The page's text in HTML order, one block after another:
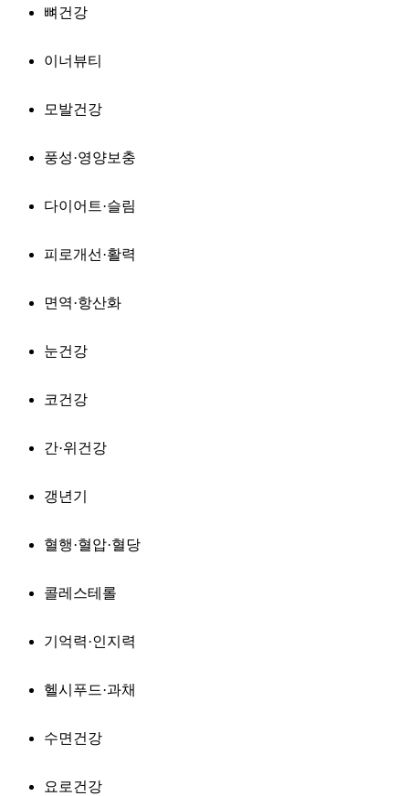
뼈건강
이너뷰티
모발건강
풍성·영양보충
다이어트·슬림
피로개선·활력
면역·항산화
눈건강
코건강
간·위건강
갱년기
혈행·혈압·혈당
콜레스테롤
기억력·인지력
헬시푸드·과채
수면건강
요로건강